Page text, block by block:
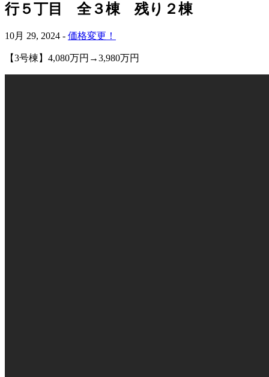
行５丁目 全３棟 残り２棟
10月 29, 2024 - 価格変更！
【3号棟】4,080万円→3,980万円